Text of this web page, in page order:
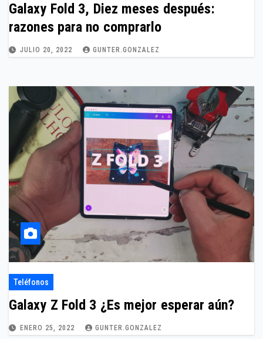
Galaxy Fold 3, Diez meses después:
razones para no comprarlo
JULIO 20, 2022 GUNTER.GONZALEZ
Teléfonos
Galaxy Z Fold 3 ¿Es mejor esperar aún?
ENERO 25, 2022 GUNTER.GONZALEZ